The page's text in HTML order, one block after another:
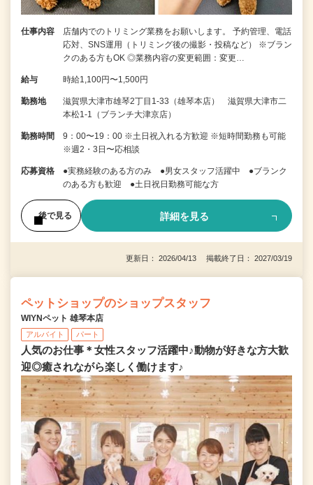
仕事内容
店舗内でのトリミング業務をお願いします。 予約管理、電話
応対、SNS運用（トリミング後の撮影・投稿など） ※ブラン
クのある方もOK ◎業務内容の変更範囲：変更…
給与 時給1,100円〜1,500円
勤務地
滋賀県大津市雄琴2丁目1-33（雄琴本店） 滋賀県大津市二
本松1-1（ブランチ大津京店）
勤務時間
9：00〜19：00 ※土日祝入れる方歓迎 ※短時間勤務も可能
※週2・3日〜応相談
応募資格
●実務経験のある方のみ ●男女スタッフ活躍中 ●ブランク
のある方も歓迎 ●土日祝日勤務可能な方
後で見る 詳細を見る
更新日： 2026/04/13 掲載終了日： 2027/03/19
ペットショップのショップスタッフ
WIYNペット 雄琴本店
アルバイト パート
人気のお仕事＊女性スタッフ活躍中♪動物が好きな方大歓
迎◎癒されながら楽しく働けます♪